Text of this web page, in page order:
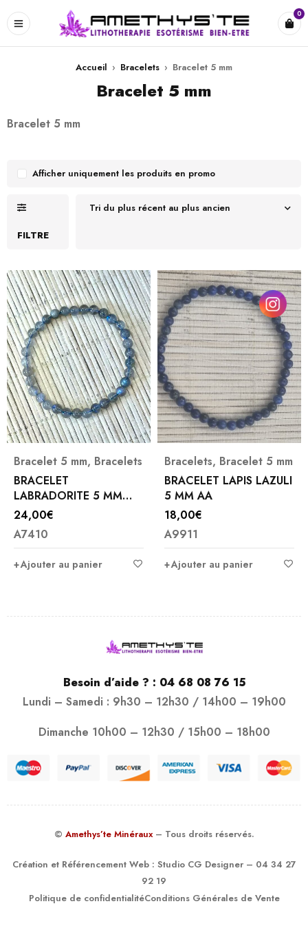
0
Accueil › Bracelets › Bracelet 5 mm
Bracelet 5 mm
Bracelet 5 mm
FILTRE
Tri du plus récent au plus ancien
Afficher uniquement les produits en promo
Bracelet 5 mm, Bracelets
BRACELET
LABRADORITE 5 MM
AAA
24,00€
A7410
Ajouter au panier
Bracelets, Bracelet 5 mm
BRACELET LAPIS LAZULI
5 MM AA
18,00€
A9911
Ajouter au panier
Besoin d’aide ? : 04 68 08 76 15
Lundi – Samedi : 9h30 – 12h30 / 14h00 – 19h00
Dimanche 10h00 – 12h30 / 15h00 – 18h00
© Amethys’te Minéraux – Tous droits réservés.
Création et Référencement Web : Studio CG Designer– 04 34 27
92 19
Politique de confidentialitéConditions Générales de Vente